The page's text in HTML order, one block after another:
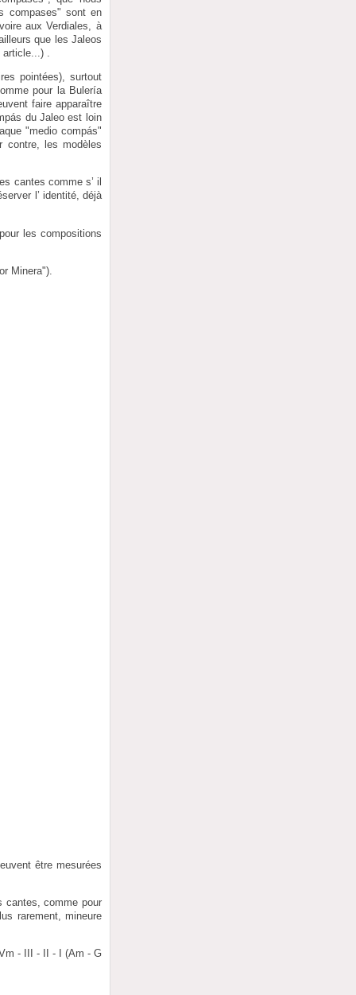
compases" sont en
aux Verdiales, à
que les Jaleos
.
pointées), surtout
pour la Bulería
faire apparaître
du Jaleo est loin
"medio compás"
les modèles
cantes comme s’ il
l’ identité, déjà
les compositions
Minera").
être mesurées
cantes, comme pour
rarement, mineure
- III - II - I (Am - G